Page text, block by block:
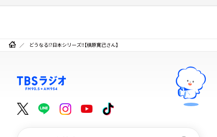
どうなる⁉日本シリーズ‼【槙原寛己さん】